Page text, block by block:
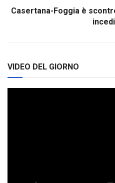
Casertana-Foggia è
VIDEO DEL GIORNO